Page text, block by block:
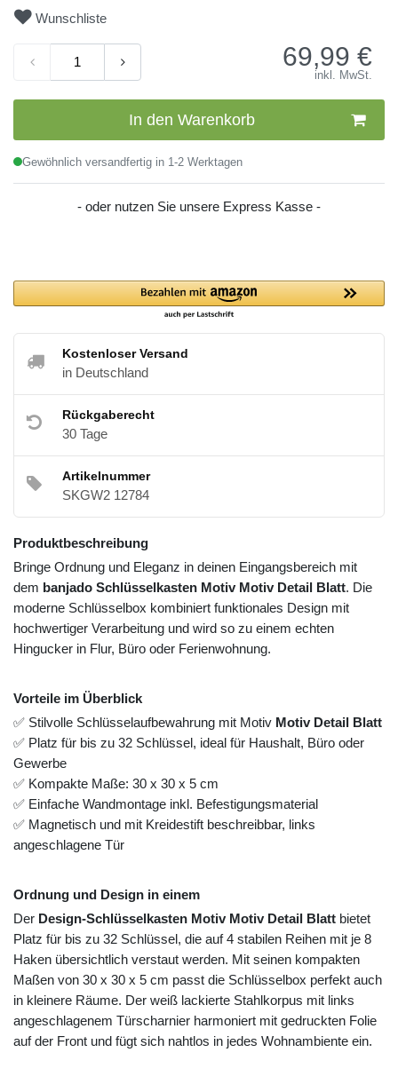
Wunschliste
69,99 €
inkl. MwSt.
In den Warenkorb
Gewöhnlich versandfertig in 1-2 Werktagen
- oder nutzen Sie unsere Express Kasse -
Kostenloser Versand
in Deutschland
Rückgaberecht
30 Tage
Artikelnummer
SKGW2 12784
Produktbeschreibung
Bringe Ordnung und Eleganz in deinen Eingangsbereich mit
dem banjado Schlüsselkasten Motiv Motiv Detail Blatt. Die
moderne Schlüsselbox kombiniert funktionales Design mit
hochwertiger Verarbeitung und wird so zu einem echten
Hingucker in Flur, Büro oder Ferienwohnung.
Vorteile im Überblick
✅ Stilvolle Schlüsselaufbewahrung mit Motiv Motiv Detail Blatt
✅ Platz für bis zu 32 Schlüssel, ideal für Haushalt, Büro oder
Gewerbe
✅ Kompakte Maße: 30 x 30 x 5 cm
✅ Einfache Wandmontage inkl. Befestigungsmaterial
✅ Magnetisch und mit Kreidestift beschreibbar, links
angeschlagene Tür
Ordnung und Design in einem
Der Design-Schlüsselkasten Motiv Motiv Detail Blatt bietet
Platz für bis zu 32 Schlüssel, die auf 4 stabilen Reihen mit je 8
Haken übersichtlich verstaut werden. Mit seinen kompakten
Maßen von 30 x 30 x 5 cm passt die Schlüsselbox perfekt auch
in kleinere Räume. Der weiß lackierte Stahlkorpus mit links
angeschlagenem Türscharnier harmoniert mit gedruckten Folie
auf der Front und fügt sich nahtlos in jedes Wohnambiente ein.